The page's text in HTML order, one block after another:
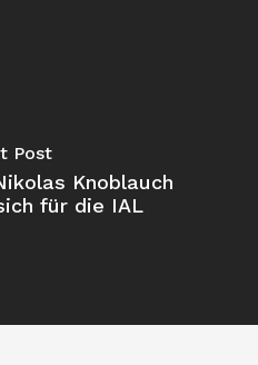
Post
Knoblauch
für die IAL